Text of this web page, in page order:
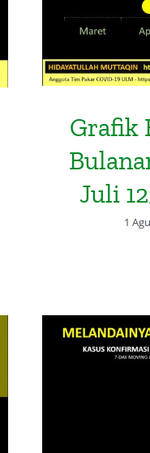
Grafik
Juli
1